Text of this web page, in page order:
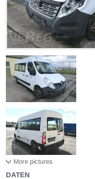
More pictures
DATEN